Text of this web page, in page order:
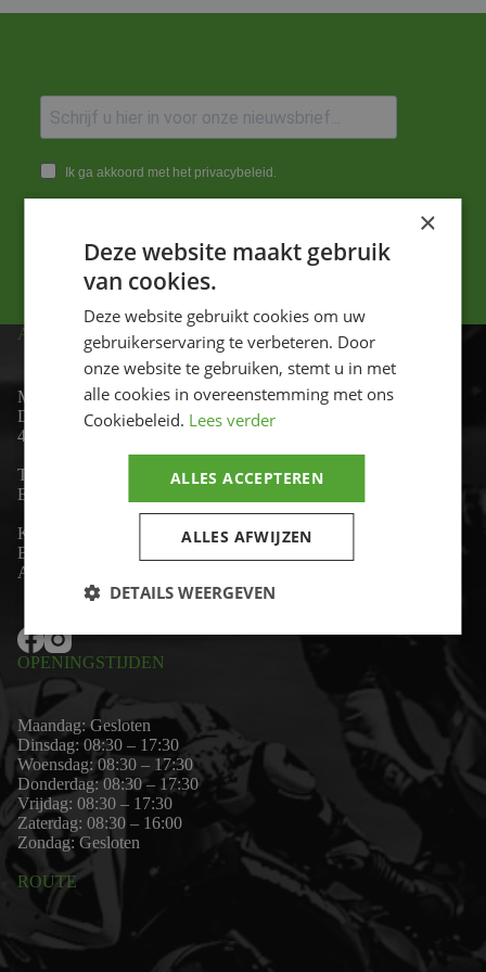
Ik ga akkoord met het privacybeleid.
ADRES
Motor-id
De Lind 17
4841 KC Prinsenbeek
Telefoon:
+31 (0)76 - 54 11 888
Email:
K.v.K: 80530338
B.T.W-nummer: NL861703947B01
Algemene voorwaarden
OPENINGSTIJDEN
Maandag: Gesloten
Dinsdag: 08:30 – 17:30
Woensdag: 08:30 – 17:30
Donderdag: 08:30 – 17:30
Vrijdag: 08:30 – 17:30
Zaterdag: 08:30 – 16:00
Zondag: Gesloten
ROUTE
×
Deze website maakt gebruik
van cookies.
Deze website gebruikt cookies om uw
gebruikerservaring te verbeteren. Door
onze website te gebruiken, stemt u in met
alle cookies in overeenstemming met ons
Cookiebeleid. Lees verder
ALLES ACCEPTEREN
ALLES AFWIJZEN
DETAILS WEERGEVEN